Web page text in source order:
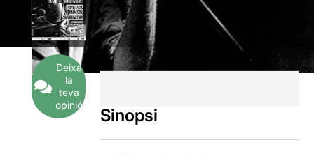
Deixa
la
teva
opinió
Sinopsi